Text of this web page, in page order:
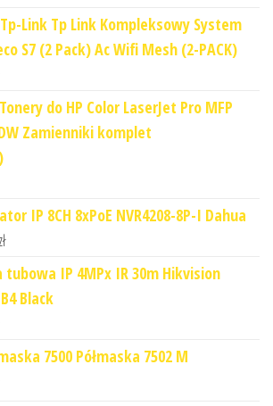
Link Tp Link Kompleksowy System
S7 (2 Pack) Ac Wifi Mesh (2-PACK)
do HP Color LaserJet Pro MFP
Zamienniki komplet
IP 8CH 8xPoE NVR4208-8P-I Dahua
zł
tubowa IP 4MPx IR 30m Hikvision
Black
7500 Półmaska 7502 M